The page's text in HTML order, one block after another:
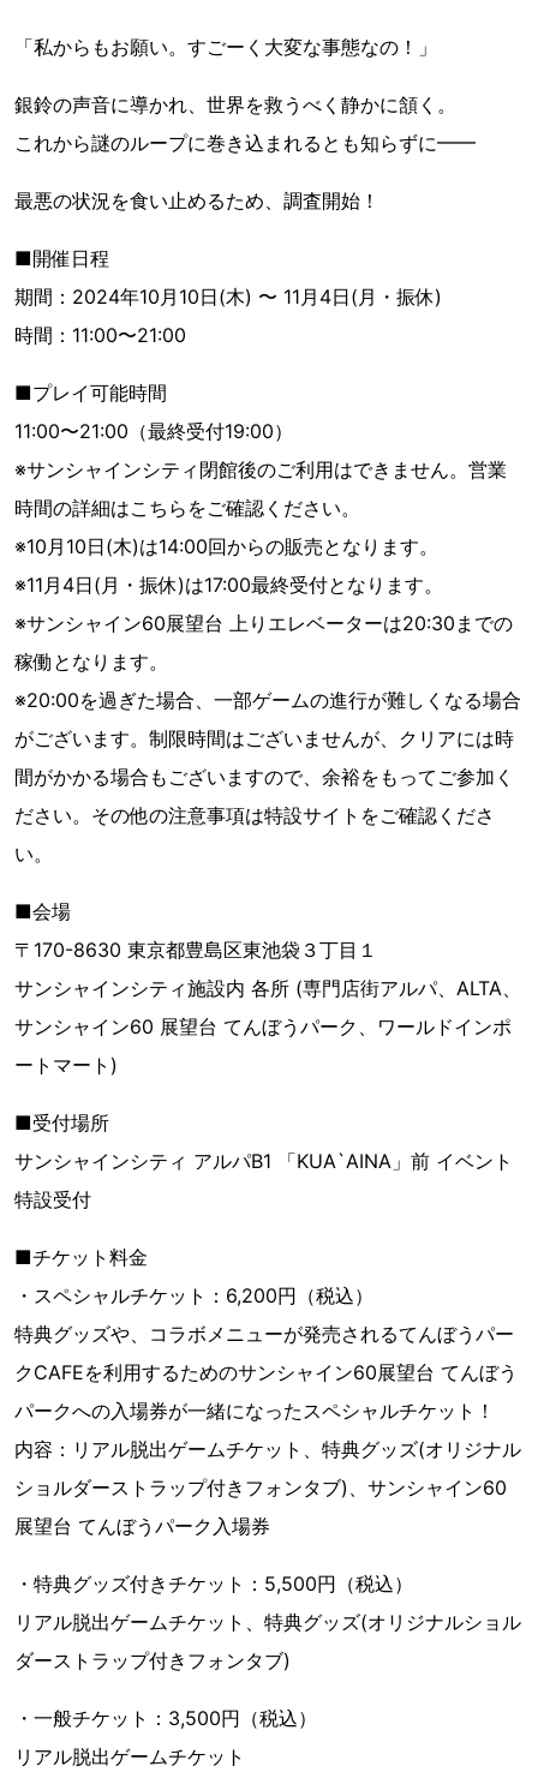
「私からもお願い。すごーく大変な事態なの！」
銀鈴の声音に導かれ、世界を救うべく静かに頷く。
これから謎のループに巻き込まれるとも知らずに━━
最悪の状況を食い止めるため、調査開始！
■開催日程
期間：2024年10月10日(木) 〜 11月4日(月・振休)
時間：11:00〜21:00
■プレイ可能時間
11:00〜21:00（最終受付19:00）
※サンシャインシティ閉館後のご利用はできません。営業
時間の詳細はこちらをご確認ください。
※10月10日(木)は14:00回からの販売となります。
※11⽉4⽇(⽉・振休)は17:00最終受付となります。
※サンシャイン60展望台 上りエレベーターは20:30までの
稼働となります。
※20:00を過ぎた場合、一部ゲームの進行が難しくなる場合
がございます。制限時間はございませんが、クリアには時
間がかかる場合もございますので、余裕をもってご参加く
ださい。その他の注意事項は特設サイトをご確認くださ
い。
■会場
〒170-8630 東京都豊島区東池袋３丁目１
サンシャインシティ施設内 各所 (専門店街アルパ、ALTA、
サンシャイン60 展望台 てんぼうパーク、ワールドインポ
ートマート)
■受付場所
サンシャインシティ アルパB1 「KUA`AINA」前 イベント
特設受付
■チケット料金
・スペシャルチケット：6,200円（税込）
特典グッズや、コラボメニューが発売されるてんぼうパー
クCAFEを利用するためのサンシャイン60展望台 てんぼう
パークへの入場券が一緒になったスペシャルチケット！
内容：リアル脱出ゲームチケット、特典グッズ(オリジナル
ショルダーストラップ付きフォンタブ)、サンシャイン60
展望台 てんぼうパーク入場券
・特典グッズ付きチケット：5,500円（税込）
リアル脱出ゲームチケット、特典グッズ(オリジナルショル
ダーストラップ付きフォンタブ)
・一般チケット：3,500円（税込）
リアル脱出ゲームチケット